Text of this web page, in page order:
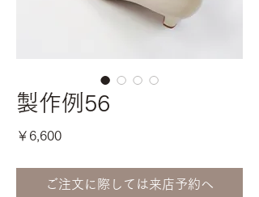
製作例56
￥6,600価
ご注文に際しては来店予約へ